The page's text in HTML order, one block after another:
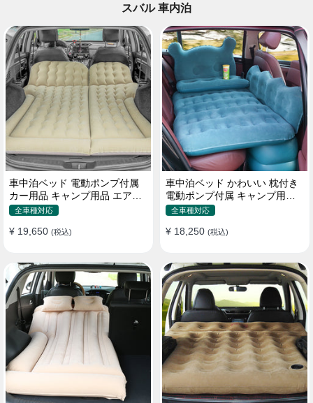
スバル 車内泊
車中泊ベッド 電動ポンプ付属
カー用品 キャンプ用品 エアー
ベッド SUV車 普通車適用
全車種対応
¥ 19,650 (税込)
車中泊ベッド かわいい 枕付き
電動ポンプ付属 キャンプ用品
全車種対応
¥ 18,250 (税込)